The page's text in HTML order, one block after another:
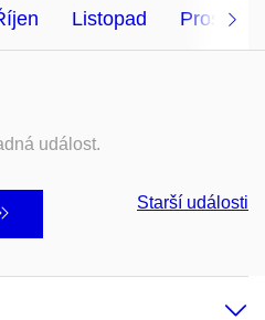
Listopad Prosinec
událost.
Starší události